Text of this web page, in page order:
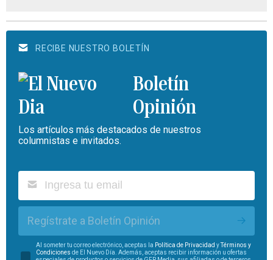
RECIBE NUESTRO BOLETÍN
Boletín
Opinión
Los artículos más destacados de nuestros
columnistas e invitados.
Regístrate a Boletín Opinión
Al someter tu correo electrónico, aceptas la Política de Privacidad yTérminos y
Condiciones de El Nuevo Día. Además, aceptas recibir información u ofertas